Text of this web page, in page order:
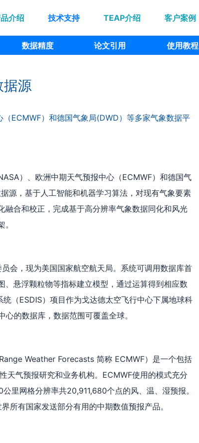
介绍 技术支持 TEAP介绍 客户案例
数据精度 论文引用 使用教程
据源
ECMWF）和德国气象局(DWD）等多家气象数据平
）、欧洲中期天气预报中心（ECMWF）和德国气
源，基于人工智能和机器学习算法，对现有气象要素
合和校正，完成基于高分辨率气象数据同化和风光
会，现为美国国家航空航天局。系统可调用数据库首
悬浮颗粒物等指标建立模型，通过运算得到相应数
（ESDIS）项目作为戈达德太空飞行中心下属地球科
的数据库，数据范围可覆盖全球。
Weather Forecasts 简称 ECMWF）是一个包括
天气预报研究和业务机构。ECMWF使用的模式充分
里网格分辨率共20,911,680个点的风、温、湿预报。
所有国家发送部分有用的中期数值预报产品。